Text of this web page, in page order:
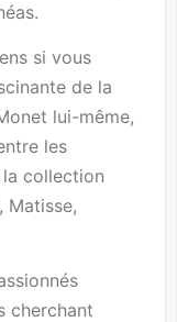
si vous
de la
lui-même,
les
collection
Matisse,
cherchant